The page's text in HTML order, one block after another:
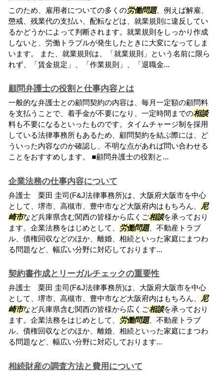
このため、雇用者についての多くの労働問題、例えば解雇、
懲戒、残業代の支払い、配転などは、就業規則に違反してい
るかどうかによって判断されます。就業規則をしっかり作成
しないと、労働トラブルが発生したときに大変になってしま
います。 また、就業規則は、「就業規則」という名前に限ら
れず、「賃金規定」、「作業規則」、「退職金...
顧問弁護士の役割と仕事内容とは
一般的な弁護士との顧問契約の内容は、毎月一定額の顧問料
を支払うことで、着手金が不要になり、一定時間までの相談
料も不要になるといったものです。タイムチャージ制を採用
している法律事務所もあるため、顧問契約を結ぶ際には、ど
ういった内容なのか確認し、不明な点があれば問い合わせる
ことをおすすめします。 ■顧問弁護士の役割と...
企業法務の仕事内容について
弁護士 栗田 圭司(F&J法律事務所)は、大阪府大阪市を中心
として、堺市、高槻市、豊中市など大阪府内はもちろん、
尼
崎市など兵庫県含む関西の皆様から広くご相談を承っており
ます。企業法務をはじめとして、
労働問題、不動産トラブ
ル、債権回収などのほか、離婚、相続といった家庭にまつわ
る問題など、幅広い分野に対応しております...
契約書作成とリーガルチェックの重要性
弁護士 栗田 圭司(F&J法律事務所)は、大阪府大阪市を中心
として、堺市、高槻市、豊中市など大阪府内はもちろん、
尼
崎市など兵庫県含む関西の皆様から広くご相談を承っており
ます。企業法務をはじめとして、
労働問題、不動産トラブ
ル、債権回収などのほか、離婚、相続といった家庭にまつわ
る問題など、幅広い分野に対応しております...
相続財産の調査方法と費用について